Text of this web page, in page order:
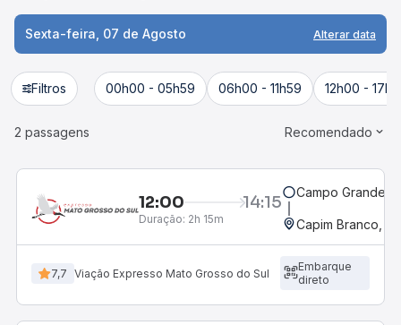
Sexta-feira, 07 de Agosto Alterar data
Filtros 00h00 - 05h59 06h00 - 11h59 12h00 -
2 passagens Recomendado
12:00 14:15
Duração: 2h 15m
Campo Grande,
Capim Branco,
7,7 Viação Expresso Mato Grosso do Sul
Embarque
direto